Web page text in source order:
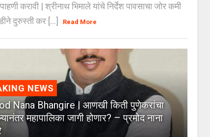
करावी | श्रीनाथ भिमाले यांचे निर्देश पावसाचा जोर कमी
दुरुस्ती कर [...]
Read More
NEWS
Nana Bhangire | आणखी किती पुणेकरांचा
महापालिका जागी होणार? – प्रमोद नाना